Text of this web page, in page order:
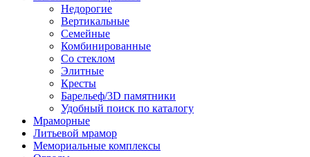
Недорогие
Вертикальные
Семейные
Комбинированные
Со стеклом
Элитные
Кресты
Барельеф/3D памятники
Удобный поиск по каталогу
Мраморные
Литьевой мрамор
Мемориальные комплексы